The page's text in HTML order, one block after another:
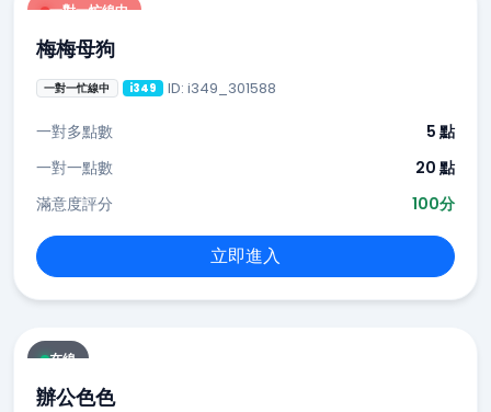
一對一忙線中
梅梅母狗
一對一忙線中 i349 ID: i349_301588
一對多點數
5 點
一對一點數
20 點
滿意度評分
100分
立即進入
在線
辦公色色